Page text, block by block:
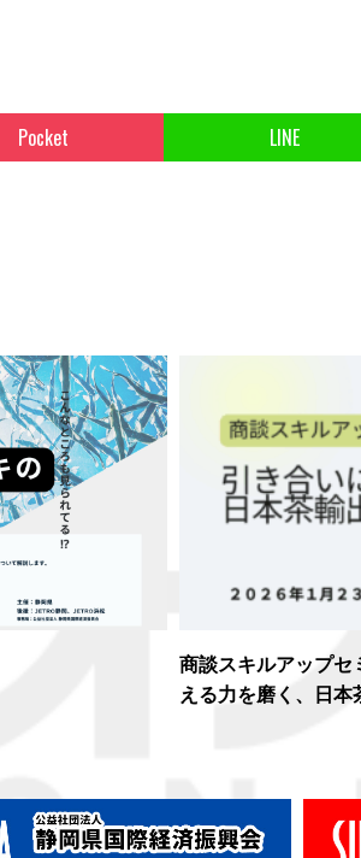
Pocket LINE
商談スキルアップ
える力を磨く、日本